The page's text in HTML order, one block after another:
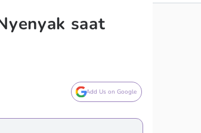
saat
Add Us on Google